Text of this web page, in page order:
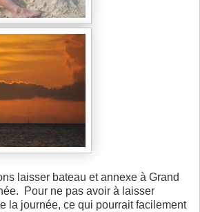
laisser bateau et annexe à Grand
Pour ne pas avoir à laisser
la journée, ce qui pourrait facilement